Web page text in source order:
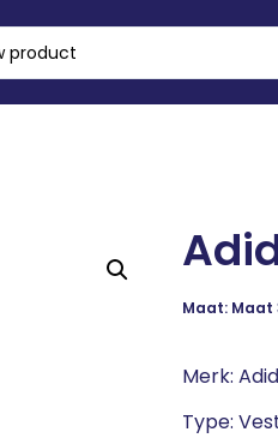
Maat: Maat
Merk:
Type: